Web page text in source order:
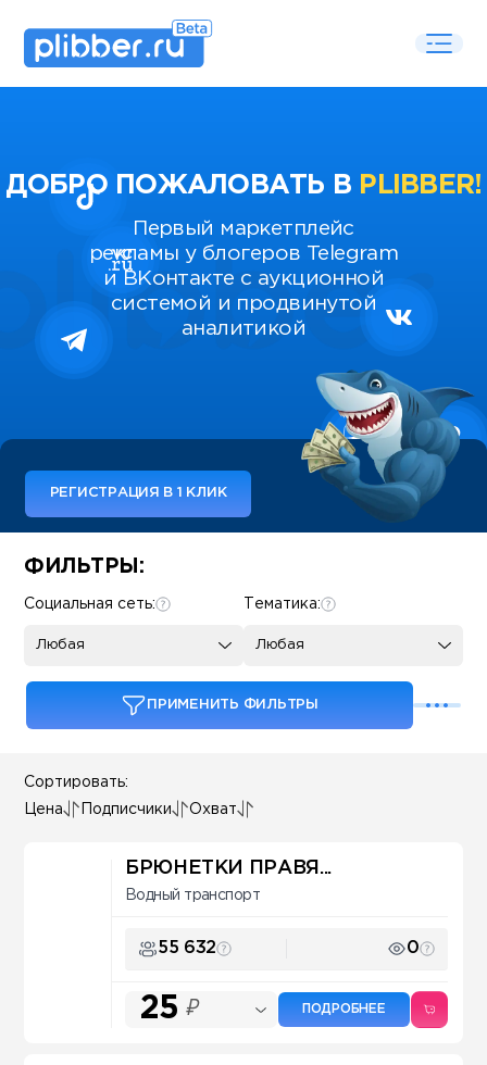
ДОБРО ПОЖАЛОВАТЬ В PLIBBER!
Первый маркетплейс
рекламы у блогеров Telegram
и ВКонтакте с аукционной
системой и продвинутой
аналитикой
РЕГИСТРАЦИЯ В 1 КЛИК
Some SEO Title
ФИЛЬТРЫ:
Тематика:
Любая
Социальная сеть:
Любая
ПРИМЕНИТЬ ФИЛЬТРЫ
Сортировать:
Цена Подписчики Охват
БРЮНЕТКИ ПРАВЯ...
Водный транспорт
55 632 0
25 ₽ ПОДРОБНЕЕ